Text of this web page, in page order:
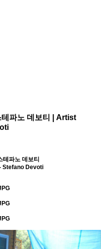
파노 데보티 | Artist
테파노 데보티
Stefano Devoti